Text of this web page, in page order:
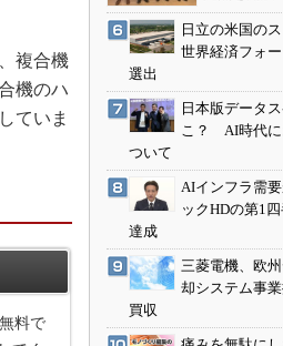
複合機
機のハ
ていま
料で
日立の米国の
世界経済フォ
選出
日本版データ
こ？ AI時代に
ついて
AIインフラ需
ックHDの第1
達成
三菱電機、欧
却システム事
買収